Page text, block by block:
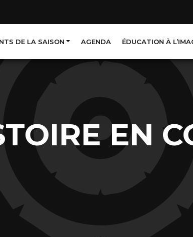
DE LA SAISON AGENDA ÉDUCATION À
EN